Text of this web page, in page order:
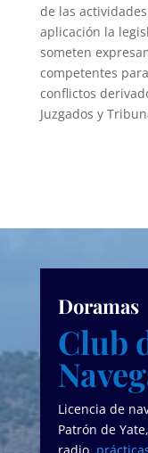
de las
aplicación la
someten
competentes
conflictos
Juzgados y
Doramas
Club
Licencia de
Patrón de